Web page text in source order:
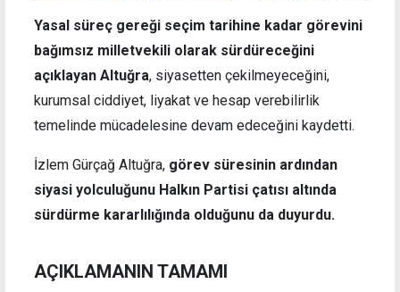
Yasal süreç gereği seçim tarihine kadar görevini
bağımsız milletvekili olarak sürdüreceğini
açıklayan Altuğra, siyasetten çekilmeyeceğini,
kurumsal ciddiyet, liyakat ve hesap verebilirlik
temelinde mücadelesine devam edeceğini kaydetti.
İzlem Gürçağ Altuğra, görev süresinin ardından
siyasi yolculuğunu Halkın Partisi çatısı altında
sürdürme kararlılığında olduğunu da duyurdu.
AÇIKLAMANIN TAMAMI